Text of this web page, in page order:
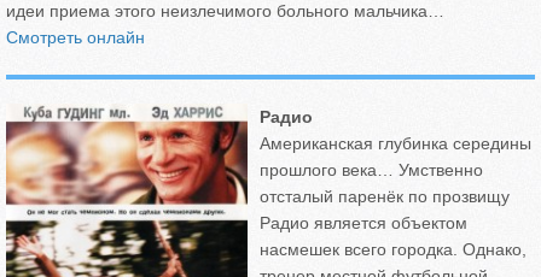
идеи приема этого неизлечимого больного мальчика…
Смотреть онлайн
Радио
Американская глубинка середины
прошлого века… Умственно
отсталый паренёк по прозвищу
Радио является объектом
насмешек всего городка. Однако,